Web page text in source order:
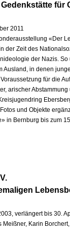
für
2011
«Der
der Zeit des
der Nazis.
Ausland, in denen
für die
arischer
und Objekte
in Bernburg bis zum
verlängert bis 30.
Meißner, Karin